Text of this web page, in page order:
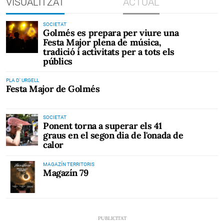
SOCIETAT
Golmés es prepara per viure una
Festa Major plena de música,
tradició i activitats per a tots els
públics
PLA D' URGELL
Festa Major de Golmés
SOCIETAT
Ponent torna a superar els 41
graus en el segon dia de l'onada de
calor
MAGAZÍN TERRITORIS
Magazín 79